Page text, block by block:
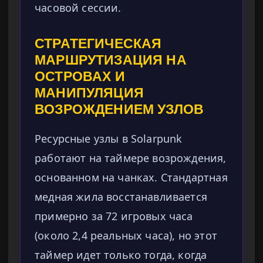
часовой сессии.
СТРАТЕГИЧЕСКАЯ
МАРШРУТИЗАЦИЯ НА
ОСТРОВАХ И
МАНИПУЛЯЦИЯ
ВОЗРОЖДЕНИЕМ УЗЛОВ
Ресурсные узлы в Solarpunk
работают на таймере возрождения,
основанном на чанках. Стандартная
медная жила восстанавливается
примерно за 72 игровых часа
(около 2,4 реальных часа), но этот
таймер идет только тогда, когда